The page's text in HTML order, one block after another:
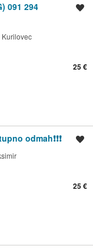
091 294
Kurilovec
25 €
odmah❗❗❗
25 €